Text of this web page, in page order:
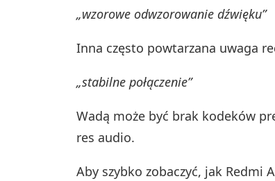
„wzorowe odwzorowanie dźwięku”
Inna często powtarzana uwaga
„stabilne połączenie”
Wadą może być brak kodeków
res audio.
Aby szybko zobaczyć, jak Redmi